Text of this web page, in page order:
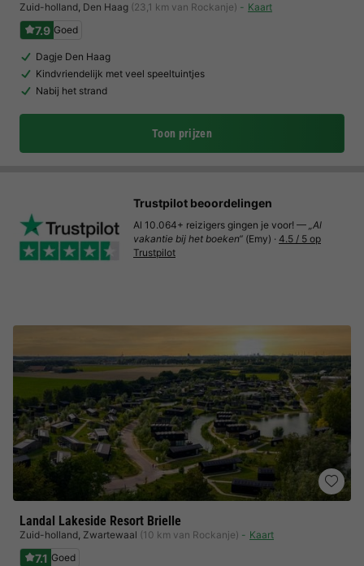
Zuid-holland, Den Haag (23,1 km van Rockanje) Kaart
7.9 Goed
Dagje Den Haag
Kindvriendelijk met veel speeltuintjes
Nabij het strand
Toon prijzen
Landal Lakeside Resort Brielle
Zuid-holland, Zwartewaal (10 km van Rockanje) Kaart
7.1 Goed
Trustpilot beoordelingen
Al 10.064+ reizigers gingen je voor! — „Al
vakantie bij het boeken“ (Emy) · 4.5 / 5 op
Trustpilot